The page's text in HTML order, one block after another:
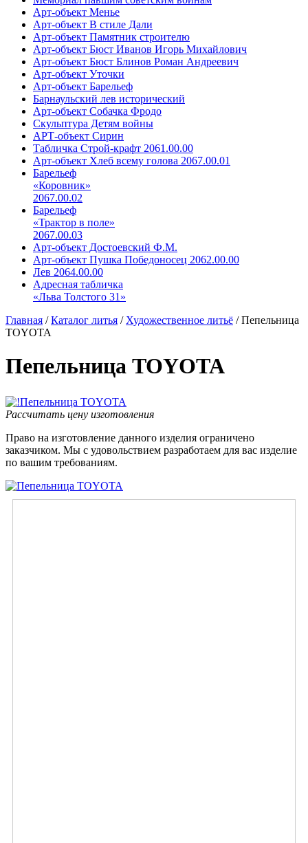
Арт-объект Менье
Арт-объект В стиле Дали
Арт-объект Памятник строителю
Арт-объект Бюст Иванов Игорь Михайлович
Арт-объект Бюст Блинов Роман Андреевич
Арт-объект Уточки
Арт-объект Барельеф
Барнаульский лев исторический
Арт-объект Собачка Фродо
Скульптура Детям войны
АРТ-объект Сирин
Табличка Строй-крафт 2061.00.00
Арт-объект Хлеб всему голова 2067.00.01
Барельеф
«Коровник»
2067.00.02
Барельеф
«Трактор в поле»
2067.00.03
Арт-объект Достоевский Ф.М.
Арт-объект Пушка Победоносец 2062.00.00
Лев 2064.00.00
Адресная табличка
«Льва Толстого 31»
Главная /Каталог литья / Художественное литьё /Пепельница
TOYOTA
Пепельница TOYOTA
Рассчитать цену изготовления
Право на изготовление данного изделия ограничено
заказчиком. Мы с удовольствием разработаем для вас изделие
по вашим требованиям.